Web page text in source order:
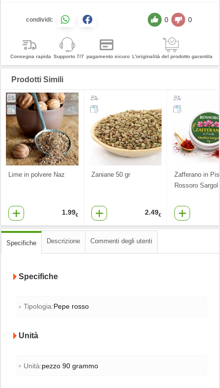
condividi: 0 0
Consegna rapida Supporto 7/7 pagamento sicuro L'originalità del prodotto garantita
Prodotti Simili
Lime in polvere Naz
1.99€
Zaniane 50 gr
2.49€
Zafferano in
Rossoro Sargol
Specifiche Descrizione Commenti degli utenti
Specifiche
Tipologia:Pepe rosso
Unità
Unità:pezzo 90 grammo